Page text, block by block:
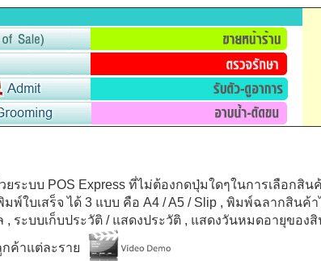
ยระบบ POS Express ที่ไม่ต้องกดปุ่มใดๆในการเลือกสิ
มพ์ใบเสร็จ ได้ 3 แบบ คือ A4 / A5 / Slip , พิมพ์ฉลากสินค้
, ระบบเก็บประวัติ / แสดงประวัติ , แสดงวันหมดอายุของ
ค้าแต่ละราย